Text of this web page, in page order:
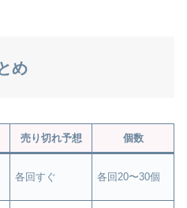
め
売り切れ予想 個数
各回すぐ 各回20〜30個